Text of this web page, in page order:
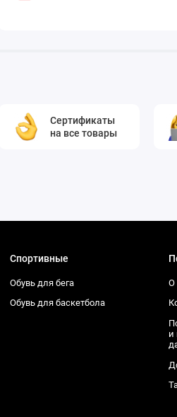
Сертификаты
на все товары
Спортивные
Обувь для бега
Обувь для баскетбола
О
и